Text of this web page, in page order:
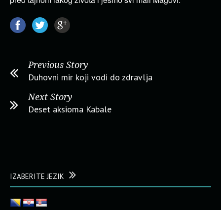
Previous Story
Duhovni mir koji vodi do zdravlja
Next Story
Deset aksioma Kabale
IZABERITE JEZIK